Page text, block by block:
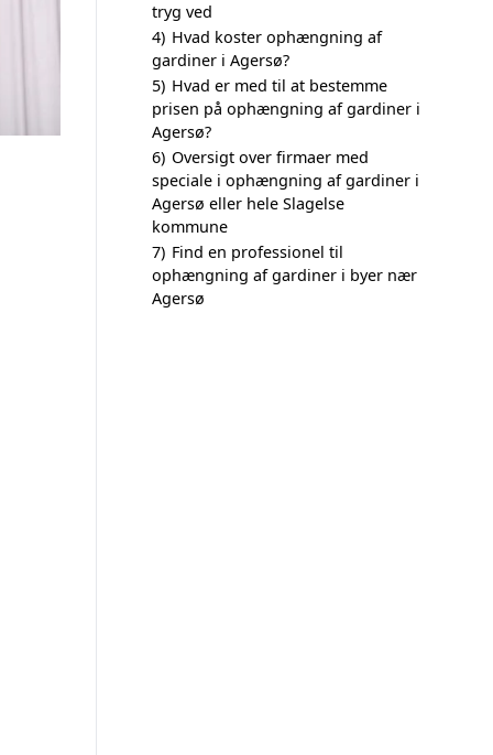
tryg ved
4) Hvad koster ophængning af
gardiner i Agersø?
5) Hvad er med til at bestemme
prisen på ophængning af gardiner i
Agersø?
6) Oversigt over firmaer med
speciale i ophængning af gardiner i
Agersø eller hele Slagelse
kommune
7) Find en professionel til
ophængning af gardiner i byer nær
Agersø